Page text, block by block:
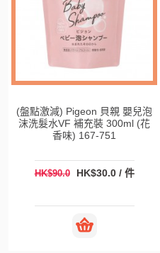
(盤點激減) Pigeon 貝親 嬰兒泡
沫洗髮水VF 補充裝 300ml (花
香味) 167-751
HK$90.0 HK$30.0 / 件